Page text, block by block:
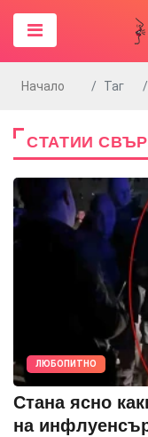
Начало Таг
СТАТИИ
ЛЮБОПИТНО
Стана ясно
на